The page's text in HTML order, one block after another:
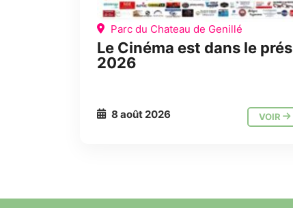
Parc du Chateau de Genillé
Le Cinéma est dans le prés
2026
8 août 2026 VOIR